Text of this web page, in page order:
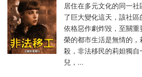
居住在多元文化的同一
了巨大變化這天，該社
依格惡作劇炸毀，至關
榮的都市生活是無情的
殺，非法移民的莉妲獨
兒，...